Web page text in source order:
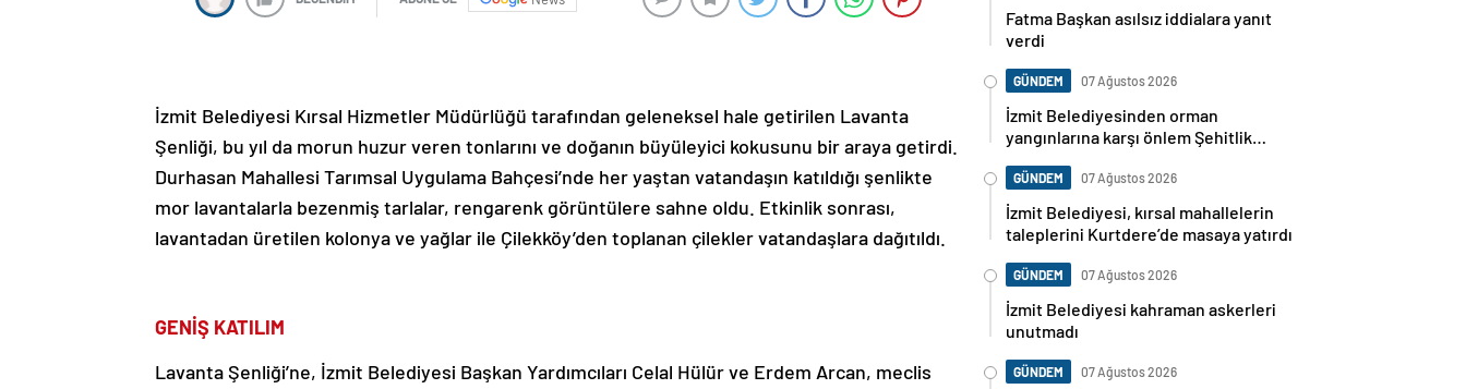
İzmit Belediyesi Kırsal Hizmetler Müdürlüğü tarafından geleneksel hale getirilen Lavanta
Şenliği, bu yıl da morun huzur veren tonlarını ve doğanın büyüleyici kokusunu bir araya getirdi.
Durhasan Mahallesi Tarımsal Uygulama Bahçesi’nde her yaştan vatandaşın katıldığı şenlikte
mor lavantalarla bezenmiş tarlalar, rengarenk görüntülere sahne oldu. Etkinlik sonrası,
lavantadan üretilen kolonya ve yağlar ile Çilekköy’den toplanan çilekler vatandaşlara dağıtıldı.
GENİŞ KATILIM
Lavanta Şenliği’ne, İzmit Belediyesi Başkan Yardımcıları Celal Hülür ve Erdem Arcan, meclis
Fatma Başkan asılsız iddialara yanıt
verdi
GÜNDEM 07 Ağustos 2026
İzmit Belediyesinden orman
yangınlarına karşı önlem Şehitlik
GÜNDEM 07 Ağustos 2026
İzmit Belediyesi, kırsal mahallelerin
taleplerini Kurtdere’de masaya yatırdı
GÜNDEM 07 Ağustos 2026
İzmit Belediyesi kahraman askerleri
unutmadı
GÜNDEM 07 Ağustos 2026